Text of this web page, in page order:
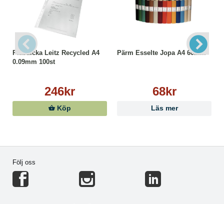
Plastficka Leitz Recycled A4
0.09mm 100st
246kr
Köp
Pärm Esselte Jopa A4 60mm
68kr
Läs mer
Följ oss